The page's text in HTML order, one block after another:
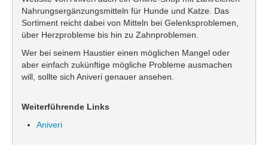
Nahrungsergänzungsmitteln für Hunde und Katze. Das
Sortiment reicht dabei von Mitteln bei Gelenksproblemen,
über Herzprobleme bis hin zu Zahnproblemen.
Wer bei seinem Haustier einen möglichen Mangel oder
aber einfach zukünftige mögliche Probleme ausmachen
will, sollte sich Aniveri genauer ansehen.
Weiterführende Links
Aniveri